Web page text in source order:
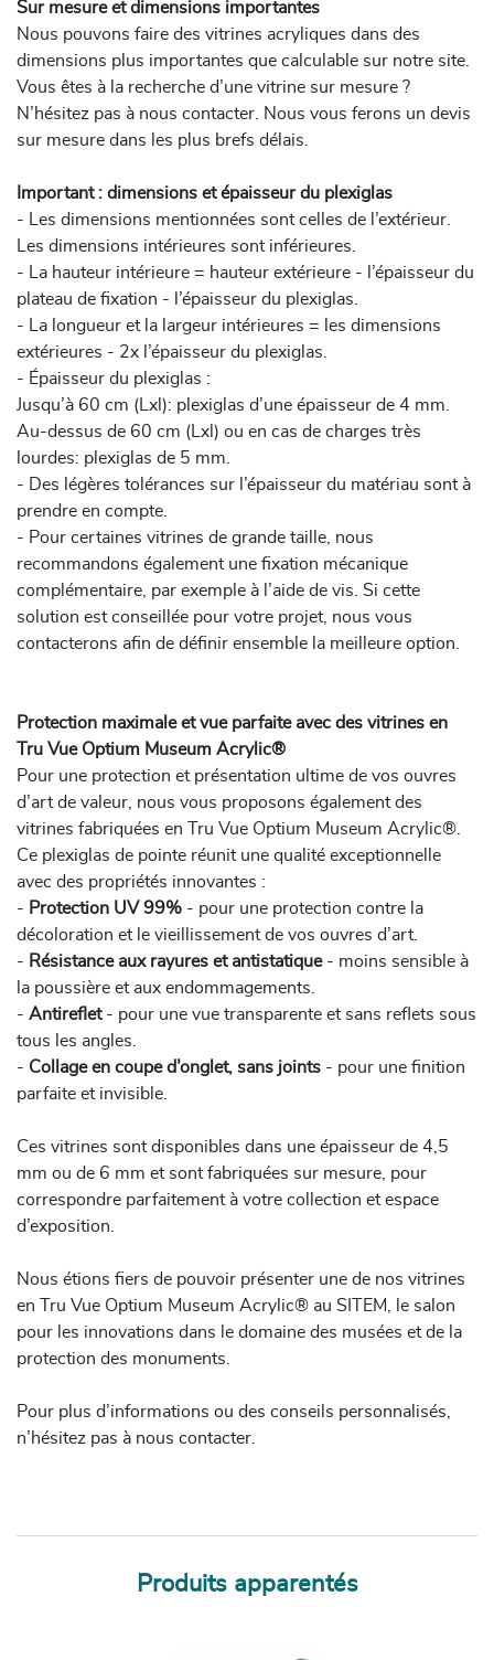
Sur mesure et dimensions importantes
Nous pouvons faire des vitrines acryliques dans des
dimensions plus importantes que calculable sur notre site.
Vous êtes à la recherche d’une vitrine sur mesure ?
N’hésitez pas à nous contacter. Nous vous ferons un devis
sur mesure dans les plus brefs délais.
Important : dimensions et épaisseur du plexiglas
- Les dimensions mentionnées sont celles de l’extérieur.
Les dimensions intérieures sont inférieures.
- La hauteur intérieure = hauteur extérieure - l’épaisseur du
plateau de fixation - l’épaisseur du plexiglas.
- La longueur et la largeur intérieures = les dimensions
extérieures - 2x l’épaisseur du plexiglas.
- Épaisseur du plexiglas :
Jusqu’à 60 cm (Lxl): plexiglas d’une épaisseur de 4 mm.
Au-dessus de 60 cm (Lxl) ou en cas de charges très
lourdes: plexiglas de 5 mm.
- Des légères tolérances sur l’épaisseur du matériau sont à
prendre en compte.
- Pour certaines vitrines de grande taille, nous
recommandons également une fixation mécanique
complémentaire, par exemple à l’aide de vis. Si cette
solution est conseillée pour votre projet, nous vous
contacterons afin de définir ensemble la meilleure option.
Protection maximale et vue parfaite avec des vitrines en
Tru Vue Optium Museum Acrylic®
Pour une protection et présentation ultime de vos ouvres
d’art de valeur, nous vous proposons également des
vitrines fabriquées en Tru Vue Optium Museum Acrylic®.
Ce plexiglas de pointe réunit une qualité exceptionnelle
avec des propriétés innovantes :
- Protection UV 99% - pour une protection contre la
décoloration et le vieillissement de vos ouvres d’art.
- Résistance aux rayures et antistatique - moins sensible à
la poussière et aux endommagements.
- Antireflet- pour une vue transparente et sans reflets sous
tous les angles.
- Collage en coupe d’onglet, sans joints - pour une finition
parfaite et invisible.
Ces vitrines sont disponibles dans une épaisseur de 4,5
mm ou de 6 mm et sont fabriquées sur mesure, pour
correspondre parfaitement à votre collection et espace
d’exposition.
Nous étions fiers de pouvoir présenter une de nos vitrines
en Tru Vue Optium Museum Acrylic® au SITEM, le salon
pour les innovations dans le domaine des musées et de la
protection des monuments.
Pour plus d’informations ou des conseils personnalisés,
n’hésitez pas à nous contacter.
Produits apparentés